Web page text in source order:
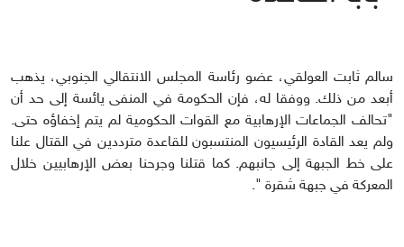
سالم ثابت العولقي، عضو رئاسة المجلس الانتقالي الجنوبي، يذهب
أبعد من ذلك. ووفقا له، فإن الحكومة في المنفى يائسة إلى حد أن
"تحالف الجماعات الإرهابية مع القوات الحكومية لم يتم إخفاؤه حتى.
ولم يعد القادة الرئيسيون المنتسبون للقاعدة مترددين في القتال علنا
على خط الجبهة إلى جانبهم. كما قتلنا وجرحنا بعض الإرهابيين خلال
المعركة في جبهة شقرة ".